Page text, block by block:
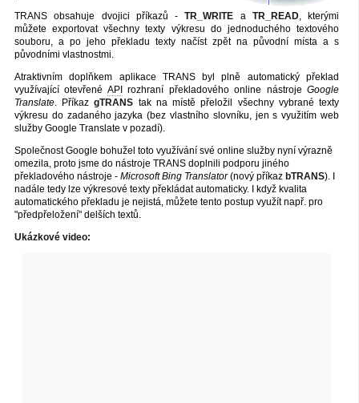
TRANS obsahuje dvojici příkazů -TR_WRITE a TR_READ, kterými
můžete exportovat všechny texty výkresu do jednoduchého textového
souboru, a po jeho překladu texty načíst zpět na původní místa a s
původními vlastnostmi.
Atraktivním doplňkem aplikace TRANS byl plně automatický překlad
využívající otevřené API rozhraní překladového online nástrojeGoogle
Translate. PříkazgTRANS tak na místě přeložil všechny vybrané texty
výkresu do zadaného jazyka (bez vlastního slovníku, jen s využitím web
služby Google Translate v pozadí).
Společnost Google bohužel toto využívání své online služby nyní výrazně
omezila, proto jsme do nástroje TRANS doplnili podporu jiného
překladového nástroje - Microsoft Bing Translator(nový příkaz bTRANS). I
nadále tedy lze výkresové texty překládat automaticky. I když kvalita
automatického překladu je nejistá, můžete tento postup využít např. pro
"předpřeložení" delších textů.
Ukázkové video: